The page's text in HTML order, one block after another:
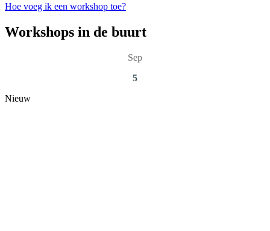
Hoe voeg ik een workshop toe?
Workshops in de buurt
Sep
5
Nieuw